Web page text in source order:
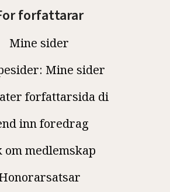
forfattarar
Mine sider
Mine sider
forfattarsida di
inn foredrag
om medlemskap